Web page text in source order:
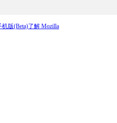
机版(Beta)了解 Mozilla